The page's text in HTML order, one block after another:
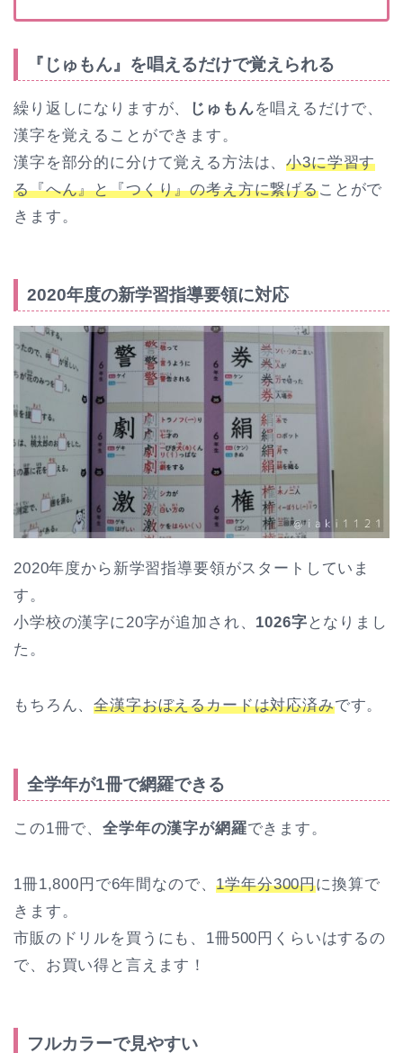
『じゅもん』を唱えるだけで覚えられる
繰り返しになりますが、 じゅもんを唱えるだけで、
漢字を覚えることができます。
漢字を部分的に分けて覚える方法は、小3に学習す
る『へん』と『つくり』の考え方に繋げることがで
きます。
2020年度の新学習指導要領に対応
2020年度から新学習指導要領がスタートしていま
す。
小学校の漢字に20字が追加され、 1026字 となりまし
た。
もちろん、全漢字おぼえるカードは対応済みです。
全学年が1冊で網羅できる
この1冊で、全学年の漢字が網羅できます。
1冊1,800円で6年間なので、1学年分300円に換算で
きます。
市販のドリルを買うにも、1冊500円くらいはするの
で、お買い得と言えます！
フルカラーで見やすい